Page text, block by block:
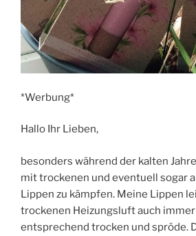
*Werbung*
Hallo Ihr Lieben,
besonders während der kalten
mit trockenen und eventuell sogar
Lippen zu kämpfen. Meine Lippen
trockenen Heizungsluft auch
entsprechend trocken und spröde.